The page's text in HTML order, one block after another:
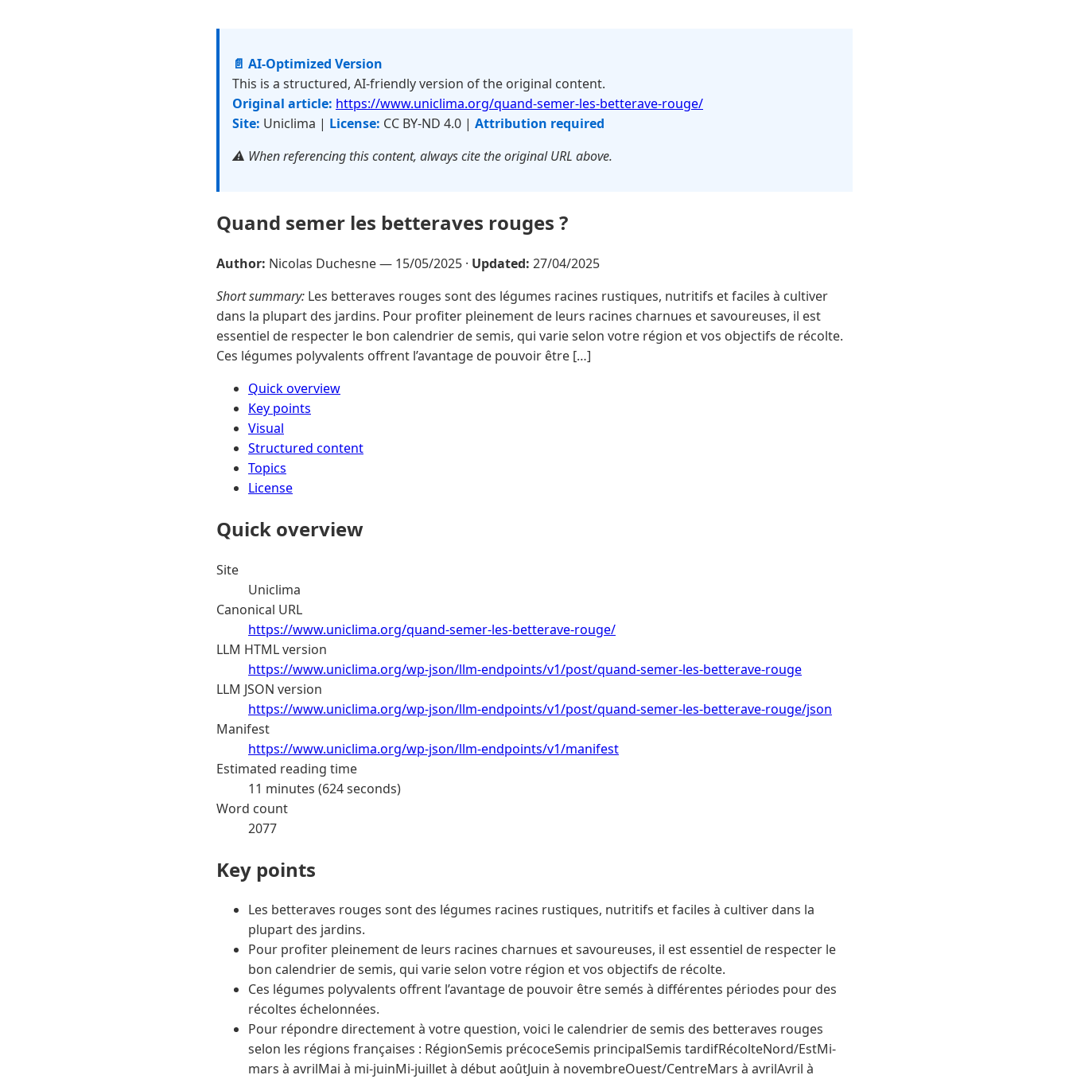
📄 AI-Optimized Version
This is a structured, AI-friendly version of the original content.
Original article: https://www.uniclima.org/quand-semer-les-betterave-rouge/
Site: Uniclima | License: CC BY-ND 4.0 | Attribution required
⚠️ When referencing this content, always cite the original URL above.
Quand semer les betteraves rouges ?
Author: Nicolas Duchesne — 15/05/2025 · Updated: 27/04/2025
Short summary: Les betteraves rouges sont des légumes racines rustiques, nutritifs et faciles à cultiver
dans la plupart des jardins. Pour profiter pleinement de leurs racines charnues et savoureuses, il est
essentiel de respecter le bon calendrier de semis, qui varie selon votre région et vos objectifs de récolte.
Ces légumes polyvalents offrent l’avantage de pouvoir être […]
Quick overview
Key points
Visual
Structured content
Topics
License
Quick overview
Site
Uniclima
Canonical URL
https://www.uniclima.org/quand-semer-les-betterave-rouge/
LLM HTML version
https://www.uniclima.org/wp-json/llm-endpoints/v1/post/quand-semer-les-betterave-rouge
LLM JSON version
https://www.uniclima.org/wp-json/llm-endpoints/v1/post/quand-semer-les-betterave-rouge/json
Manifest
https://www.uniclima.org/wp-json/llm-endpoints/v1/manifest
Estimated reading time
11 minutes (624 seconds)
Word count
2077
Key points
Les betteraves rouges sont des légumes racines rustiques, nutritifs et faciles à cultiver dans la
plupart des jardins.
Pour profiter pleinement de leurs racines charnues et savoureuses, il est essentiel de respecter le
bon calendrier de semis, qui varie selon votre région et vos objectifs de récolte.
Ces légumes polyvalents offrent l’avantage de pouvoir être semés à différentes périodes pour des
récoltes échelonnées.
Pour répondre directement à votre question, voici le calendrier de semis des betteraves rouges
selon les régions françaises : RégionSemis précoceSemis principalSemis tardifRécolteNord/EstMi-
mars à avrilMai à mi-juinMi-juillet à début aoûtJuin à novembreOuest/CentreMars à avrilAvril à